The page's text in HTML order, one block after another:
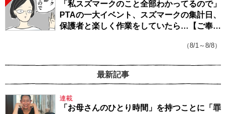
「私スズマークのこと全部わかってるので」
PTAの一大イベント、スズマークの集計日、
保護者と楽しく作業をしていたら…【ご奉仕
（8/1～8/8）
最新記事
連載
「お母さんのひとり時間」を持つことに「罪